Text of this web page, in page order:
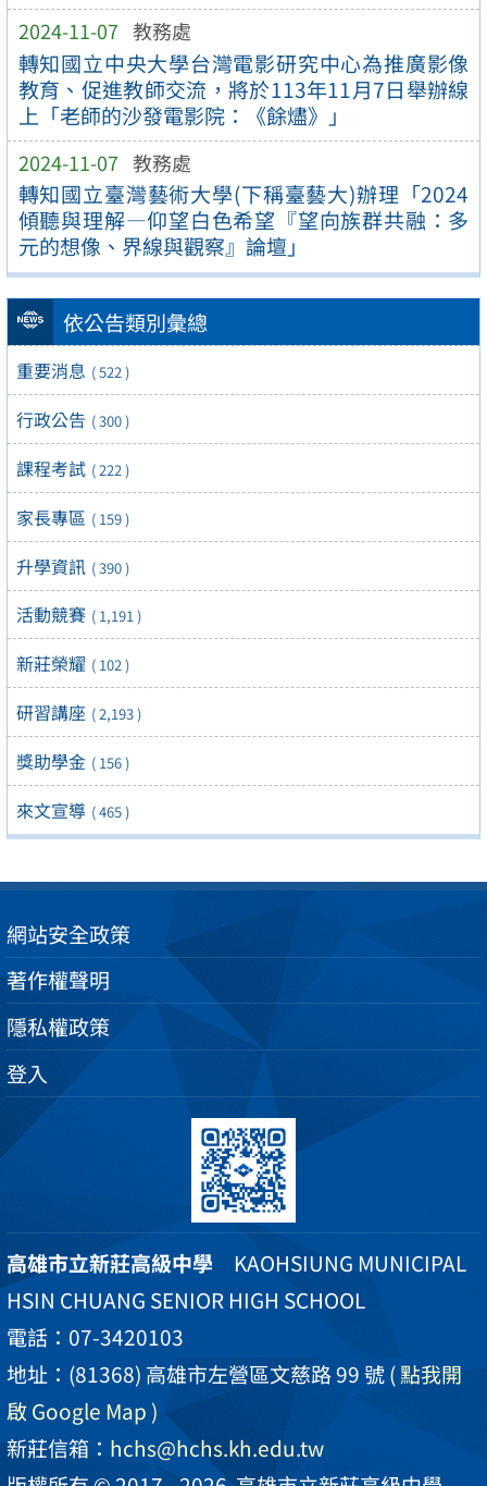
2024-11-07 教務處
轉知國立中央大學台灣電影研究中心為推廣影像
教育、促進教師交流，將於113年11月7日舉辦線
上「老師的沙發電影院：《餘燼》」
2024-11-07 教務處
轉知國立臺灣藝術大學(下稱臺藝大)辦理「2024
傾聽與理解—仰望白色希望『望向族群共融：多
元的想像、界線與觀察』論壇」
依公告類別彙總
重要消息 ( 522 )
行政公告 ( 300 )
課程考試 ( 222 )
家長專區 ( 159 )
升學資訊 ( 390 )
活動競賽 ( 1,191 )
新莊榮耀 ( 102 )
研習講座 ( 2,193 )
獎助學金 ( 156 )
來文宣導 ( 465 )
網站安全政策
著作權聲明
隱私權政策
登入
高雄市立新莊高級中學 KAOHSIUNG MUNICIPAL
HSIN CHUANG SENIOR HIGH SCHOOL
電話：07-3420103
地址：(81368) 高雄市左營區文慈路 99 號( 點我開
啟 Google Map )
新莊信箱： hchs@hchs.kh.edu.tw